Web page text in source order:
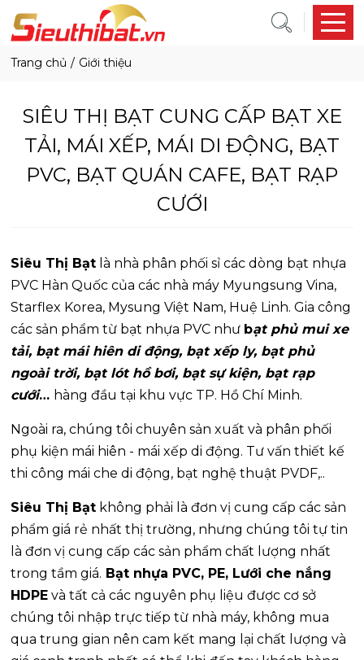
trang chủ giới thiệu
SIÊU THỊ BẠT CUNG CẤP BẠT XE
TẢI, MÁI XẾP, MÁI DI ĐỘNG, BẠT
PVC, BẠT QUÁN CAFE, BẠT RẠP
CƯỚI
Siêu Thị Bạt là nhà phân phối sỉ các dòng bạt nhựa
PVC Hàn Quốc của các nhà máy Myungsung Vina,
Starflex Korea, Mysung Việt Nam, Huệ Linh. Gia công
các sản phẩm từ bạt nhựa PVC như bạt phủ mui xe
tải, bạt mái hiên di động, bạt xếp ly, bạt phủ
ngoài trời, bạt lót hồ bơi, bạt sự kiện, bạt rạp
cưới… hàng đầu tại khu vực TP. Hồ Chí Minh.
Ngoài ra, chúng tôi chuyên sản xuất và phân phối
phụ kiện mái hiên - mái xếp di động. Tư vấn thiết kế
thi công mái che di động, bạt nghệ thuật PVDF,..
Siêu Thị Bạt không phải là đơn vị cung cấp các sản
phẩm giá rẻ nhất thị trường, nhưng chúng tôi tự tin
là đơn vị cung cấp các sản phẩm chất lượng nhất
trong tầm giá. Bạt nhựa PVC, PE, Lưới che nắng
HDPE và tất cả các nguyên phụ liệu được cơ sở
chúng tôi nhập trực tiếp từ nhà máy, không mua
qua trung gian nên cam kết mang lại chất lượng và